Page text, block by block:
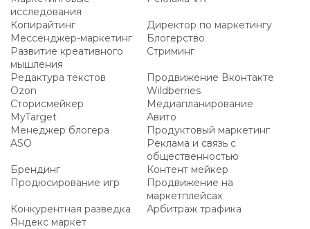
исследования
Копирайтинг
Директор по маркетингу
Мессенджер-маркетинг
Блогерство
Развитие креативного
мышления
Стриминг
Редактура текстов
Продвижение Вконтакте
Ozon
Wildberries
Сторисмейкер
Медиапланирование
MyTarget
Авито
Менеджер блогера
Продуктовый маркетинг
ASO
Реклама и связь с
общественностью
Брендинг
Контент мейкер
Продюсирование игр
Продвижение на
маркетплейсах
Конкурентная разведка
Арбитраж трафика
Яндекс маркет